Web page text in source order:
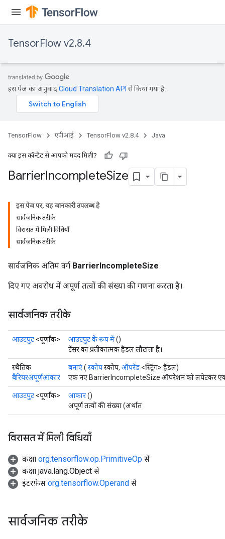
TensorFlow v2.8.4
इस पेज का अनुवादCloud Translation API से किया गया है.
TensorFlow एपीआई TensorFlow v2.8.4 Java
क्या इस कॉन्टेंट से आपको मदद मिली?
BarrierIncompleteSize
इस पेज पर, यह जानकारी उपलब्ध है
सार्वजनिक तरीके
विरासत में मिली विधियाँ
सार्वजनिक तरीके
सार्वजनिक अंतिम वर्ग BarrierIncompleteSize
दिए गए अवरोध में अपूर्ण तत्वों की संख्या की गणना करता है।
सार्वजनिक तरीके
आउटपुट <पूर्णांक> आउटपुट के रूप में()
टेंसर का प्रतीकात्मक हैंडल लौटाता है।
स्थैतिक
बैरियरअपूर्णआकार
बनाएं( स्कोपस्कोप, ऑपरेंड <स्ट्रिंग> हैंडल)
एक नए BarrierIncompleteSize ऑपरेशन को लपेटकर एक
आउटपुट <पूर्णांक> आकार()
अपूर्ण तत्वों की संख्या (अर्थात
विरासत में मिली विधियाँ
कक्षा org.tensorflow.op.PrimitiveOp से
कक्षा java.lang.Object से
इंटरफ़ेस org.tensorflow.Operand से
सार्वजनिक तरीके